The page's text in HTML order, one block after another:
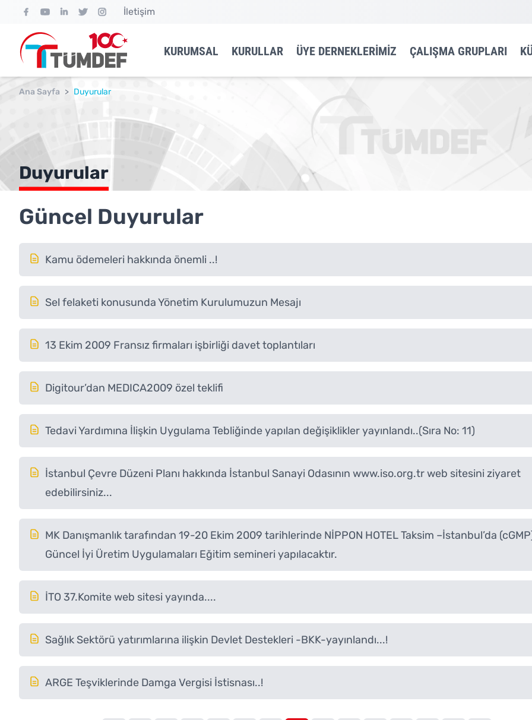
İletişim
KURUMSAL KURULLAR ÜYE DERNEKLERIMIZ ÇALIŞMA GRUPLARI
Ana Sayfa > Duyurular
Duyurular
Güncel Duyurular
Kamu ödemeleri hakkında önemli ..!
Sel felaketi konusunda Yönetim Kurulumuzun Mesajı
13 Ekim 2009 Fransız firmaları işbirliği davet toplantıları
Digitour’dan MEDICA2009 özel teklifi
Tedavi Yardımına İlişkin Uygulama Tebliğinde yapılan değişiklikler yayınlandı..(Sıra No: 11)
İstanbul Çevre Düzeni Planı hakkında İstanbul Sanayi Odasının www.iso.org.tr web sitesini ziyaret
edebilirsiniz...
MK Danışmanlık tarafından 19-20 Ekim 2009 tarihlerinde NİPPON HOTEL Taksim –İstanbul’da
Güncel İyi Üretim Uygulamaları Eğitim semineri yapılacaktır.
İTO 37.Komite web sitesi yayında....
Sağlık Sektörü yatırımlarına ilişkin Devlet Destekleri -BKK-yayınlandı...!
ARGE Teşviklerinde Damga Vergisi İstisnası..!